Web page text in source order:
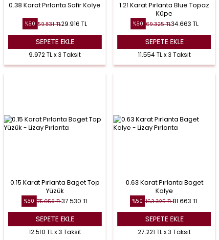
0.38 Karat Pırlanta Safir Kolye
%50 59.831TL29.916 TL
SEPETE EKLE
9.972 TL x 3 Taksit
1.21 Karat Pırlanta Blue Topaz
Küpe
%50 69.325TL34.663 TL
SEPETE EKLE
11.554 TL x 3 Taksit
0.15 Karat Pırlanta Baget Top
Yüzük
%50 75.059TL37.530 TL
SEPETE EKLE
12.510 TL x 3 Taksit
0.63 Karat Pırlanta Baget
Kolye
%50 163.325TL81.663 TL
SEPETE EKLE
27.221 TL x 3 Taksit